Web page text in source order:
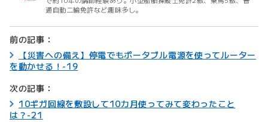
通自動二輪免許など趣味多し。
前の記事：
【災害への備え】停電でもポータブル電源を使ってルーター
を動かせる！-19
次の記事：
10ギガ回線を敷設して10カ月使ってみて変わったこと
は？-21